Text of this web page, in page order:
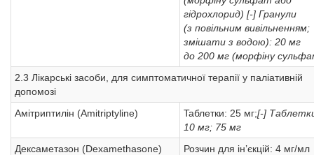
гідрохлорид) [-] Гранули
(з повільним вивільненням;
змішати з водою): 20 мг
до 200 мг (морфіну
2.3 Лікарські засоби, для симптоматичної терапії у паліативній
допомозі
Амітриптилін (Аmitriptyline)
Taблетки: 25 мг;[-]
10 мг; 75 мг
Дексаметазон (Dexamethasone)
Розчин для ін’єкцій: 4 мг/мл